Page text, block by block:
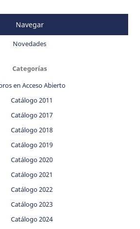
Navegar
Novedades
Categorías
en Acceso Abierto
Catálogo 2011
Catálogo 2017
Catálogo 2018
Catálogo 2019
Catálogo 2020
Catálogo 2021
Catálogo 2022
Catálogo 2023
Catálogo 2024